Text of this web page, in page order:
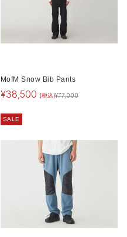
MofM Snow Bib Pants
¥38,500 (税込)¥77,000
SALE